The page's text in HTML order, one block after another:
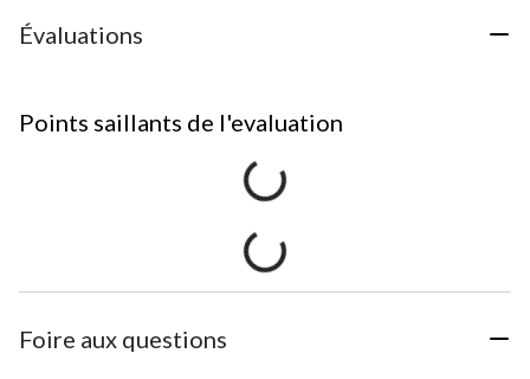
Évaluations
Points saillants de l'evaluation
Foire aux questions